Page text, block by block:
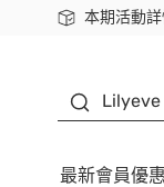
本期活動
下載app最
Lilyeve
最新會員優惠